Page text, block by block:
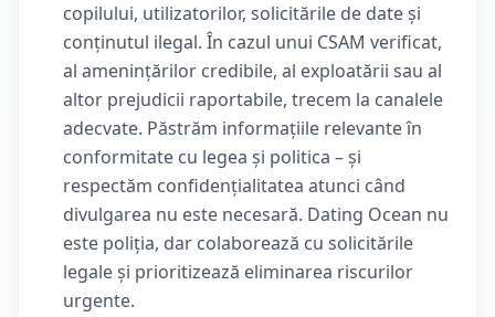
copilului, utilizatorilor, solicitările de date și
conținutul ilegal. În cazul unui CSAM verificat,
al amenințărilor credibile, al exploatării sau al
altor prejudicii raportabile, trecem la canalele
adecvate. Păstrăm informațiile relevante în
conformitate cu legea și politica – și
respectăm confidențialitatea atunci când
divulgarea nu este necesară. Dating Ocean nu
este poliția, dar colaborează cu solicitările
legale și prioritizează eliminarea riscurilor
urgente.